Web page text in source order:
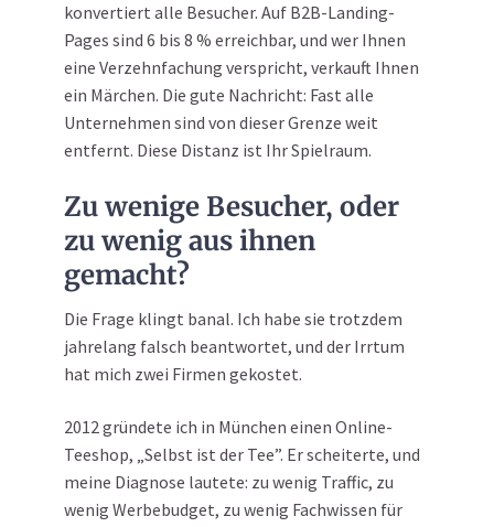
konvertiert alle Besucher. Auf B2B-Landing-
Pages sind 6 bis 8 % erreichbar, und wer Ihnen
eine Verzehnfachung verspricht, verkauft Ihnen
ein Märchen. Die gute Nachricht: Fast alle
Unternehmen sind von dieser Grenze weit
entfernt. Diese Distanz ist Ihr Spielraum.
Zu wenige Besucher, oder
zu wenig aus ihnen
gemacht?
Die Frage klingt banal. Ich habe sie trotzdem
jahrelang falsch beantwortet, und der Irrtum
hat mich zwei Firmen gekostet.
2012 gründete ich in München einen Online-
Teeshop, „Selbst ist der Tee”. Er scheiterte, und
meine Diagnose lautete: zu wenig Traffic, zu
wenig Werbebudget, zu wenig Fachwissen für